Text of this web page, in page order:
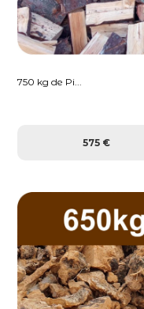
750 kg de Pi...
575 €